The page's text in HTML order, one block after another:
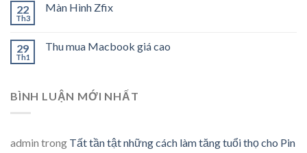
22
Th3
Màn Hình Zfix
29
Th1
Thu mua Macbook giá cao
BÌNH LUẬN MỚI NHẤT
admin trong Tất tần tật những cách làm tăng tuổi thọ cho Pin